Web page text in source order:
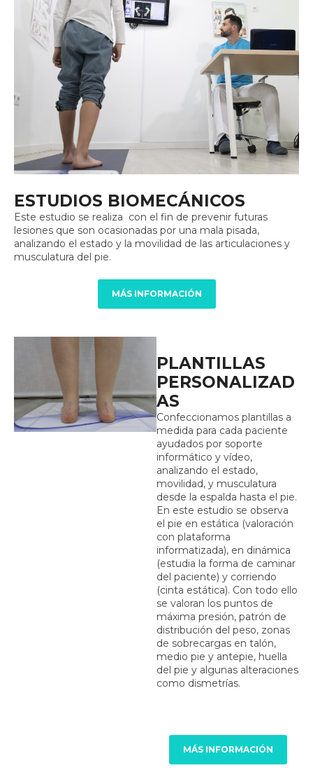
ESTUDIOS BIOMECÁNICOS
Este estudio se realiza con el fin de prevenir futuras
lesiones que son ocasionadas por una mala pisada,
analizando el estado y la movilidad de las articulaciones y
musculatura del pie.
MÁS INFORMACIÓN
PLANTILLAS
PERSONALIZAD
AS
Confeccionamos plantillas a
medida para cada paciente
ayudados por soporte
informático y vídeo,
analizando el estado,
movilidad, y musculatura
desde la espalda hasta el pie.
En este estudio se observa
el pie en estática (valoración
con plataforma
informatizada), en dinámica
(estudia la forma de caminar
del paciente) y corriendo
(cinta estática). Con todo ello
se valoran los puntos de
máxima presión, patrón de
distribución del peso, zonas
de sobrecargas en talón,
medio pie y antepie, huella
del pie y algunas alteraciones
como dismetrías.
MÁS INFORMACIÓN